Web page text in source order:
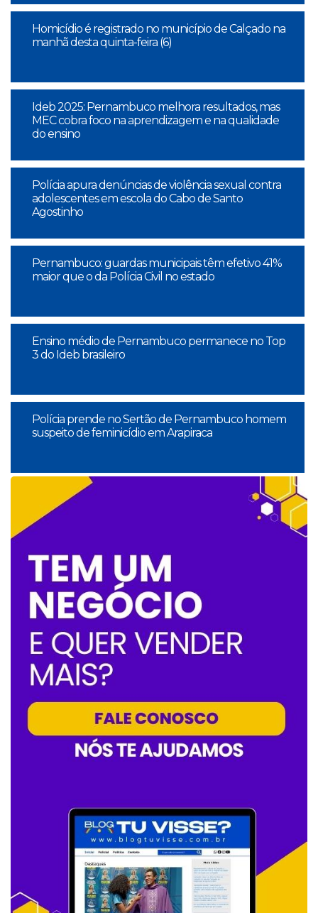
Homicídio é registrado no município de Calçado na
manhã desta quinta-feira (6)
Ideb 2025: Pernambuco melhora resultados, mas
MEC cobra foco na aprendizagem e na qualidade
do ensino
Polícia apura denúncias de violência sexual contra
adolescentes em escola do Cabo de Santo
Agostinho
Pernambuco: guardas municipais têm efetivo 41%
maior que o da Polícia Civil no estado
Ensino médio de Pernambuco permanece no Top
3 do Ideb brasileiro
Polícia prende no Sertão de Pernambuco homem
suspeito de feminicídio em Arapiraca